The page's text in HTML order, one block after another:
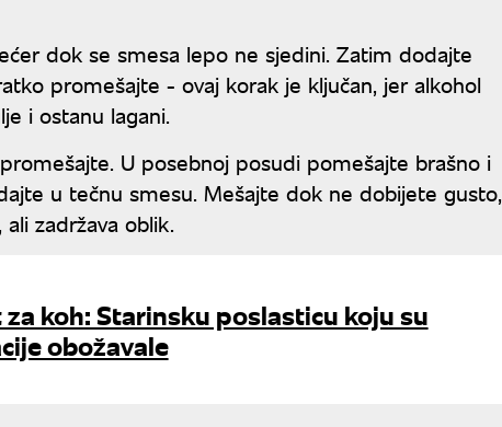
dok se smesa lepo ne sjedini. Zatim dodajte
promešajte - ovaj korak je ključan, jer alkohol
i ostanu lagani.
U posebnoj posudi pomešajte brašno i
u tečnu smesu. Mešajte dok ne dobijete gusto,
zadržava oblik.
za koh: Starinsku poslasticu koju su
obožavale